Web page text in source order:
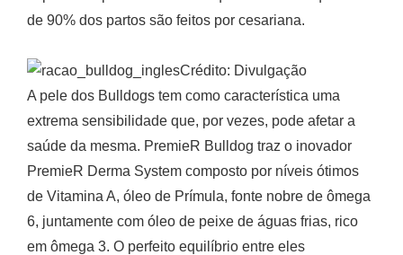
de 90% dos partos são feitos por cesariana.
Crédito: Divulgação
A pele dos Bulldogs tem como característica uma
extrema sensibilidade que, por vezes, pode afetar a
saúde da mesma. PremieR Bulldog traz o inovador
PremieR Derma System composto por níveis ótimos
de Vitamina A, óleo de Prímula, fonte nobre de ômega
6, juntamente com óleo de peixe de águas frias, rico
em ômega 3. O perfeito equilíbrio entre eles